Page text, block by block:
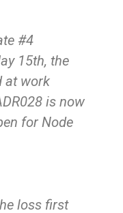
#4
15th, the
at work
is now
for Node
loss first